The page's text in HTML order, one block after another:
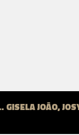
JOÃO,